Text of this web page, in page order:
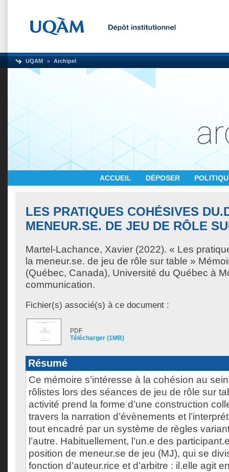
UQAM Archipel
ACCUEIL DÉPOSER
LES PRATIQUES COHÉSIVES
MENEUR.SE. DE JEU DE RÔLE
Martel-Lachance, Xavier (2022). « Les
la meneur.se. de jeu de rôle sur table »
(Québec, Canada), Université du Québec à
communication.
Fichier(s) associé(s) à ce document :
PDF
Télécharger (1MB)
Résumé
Ce mémoire s’intéresse à la cohésion au
rôlistes lors des séances de jeu de rôle sur
activité prend la forme d’une construction
travers la narration d’évènements et
tout encadré par un système de règles
l’autre. Habituellement, l’un.e des
position de meneur.se de jeu (MJ), qui se
fonction d’auteur.rice et d’arbitre : il.elle agit